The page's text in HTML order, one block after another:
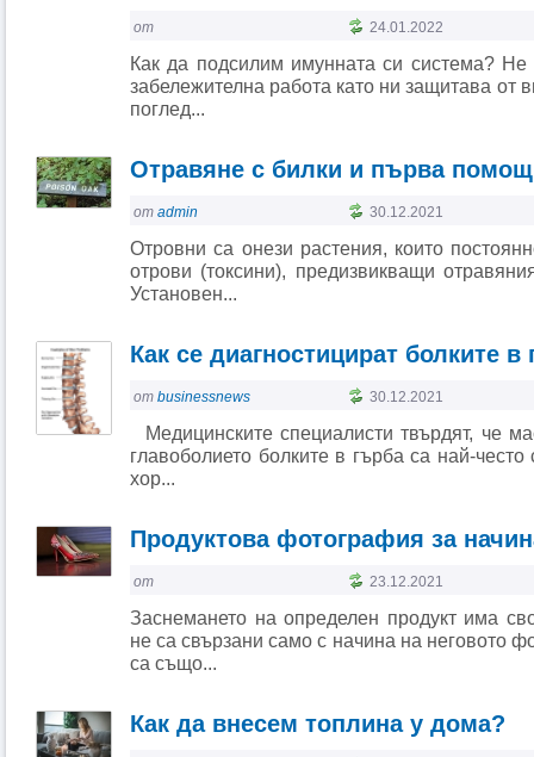
от 24.01.2022
Как да подсилим имунната си система?
забележителна работа като ни защитава от
поглед...
Отравяне с билки и първа помощ
от admin 30.12.2021
Отровни са онези растения, които
отрови (токсини), предизвикващи
Установен...
Как се диагностицират болките в
от businessnews 30.12.2021
Медицинските специалисти твърдят, че
главоболието болките в гърба са най-
хор...
Продуктова фотография за
от 23.12.2021
Заснемането на определен продукт има
не са свързани само с начина на неговото
са също...
Как да внесем топлина у дома?